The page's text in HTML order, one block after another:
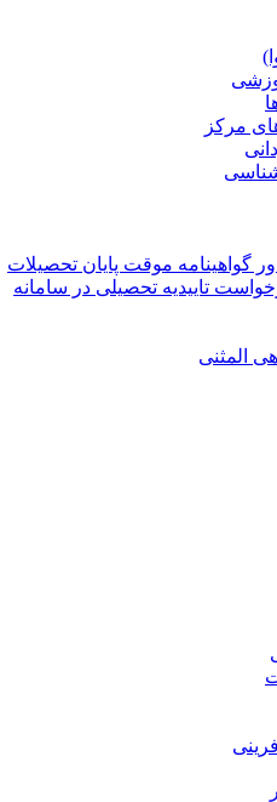
مرکز
گواهینامه موقت پایان تحصیلات
تاییدیه تحصیلی در سامانه
المثنی